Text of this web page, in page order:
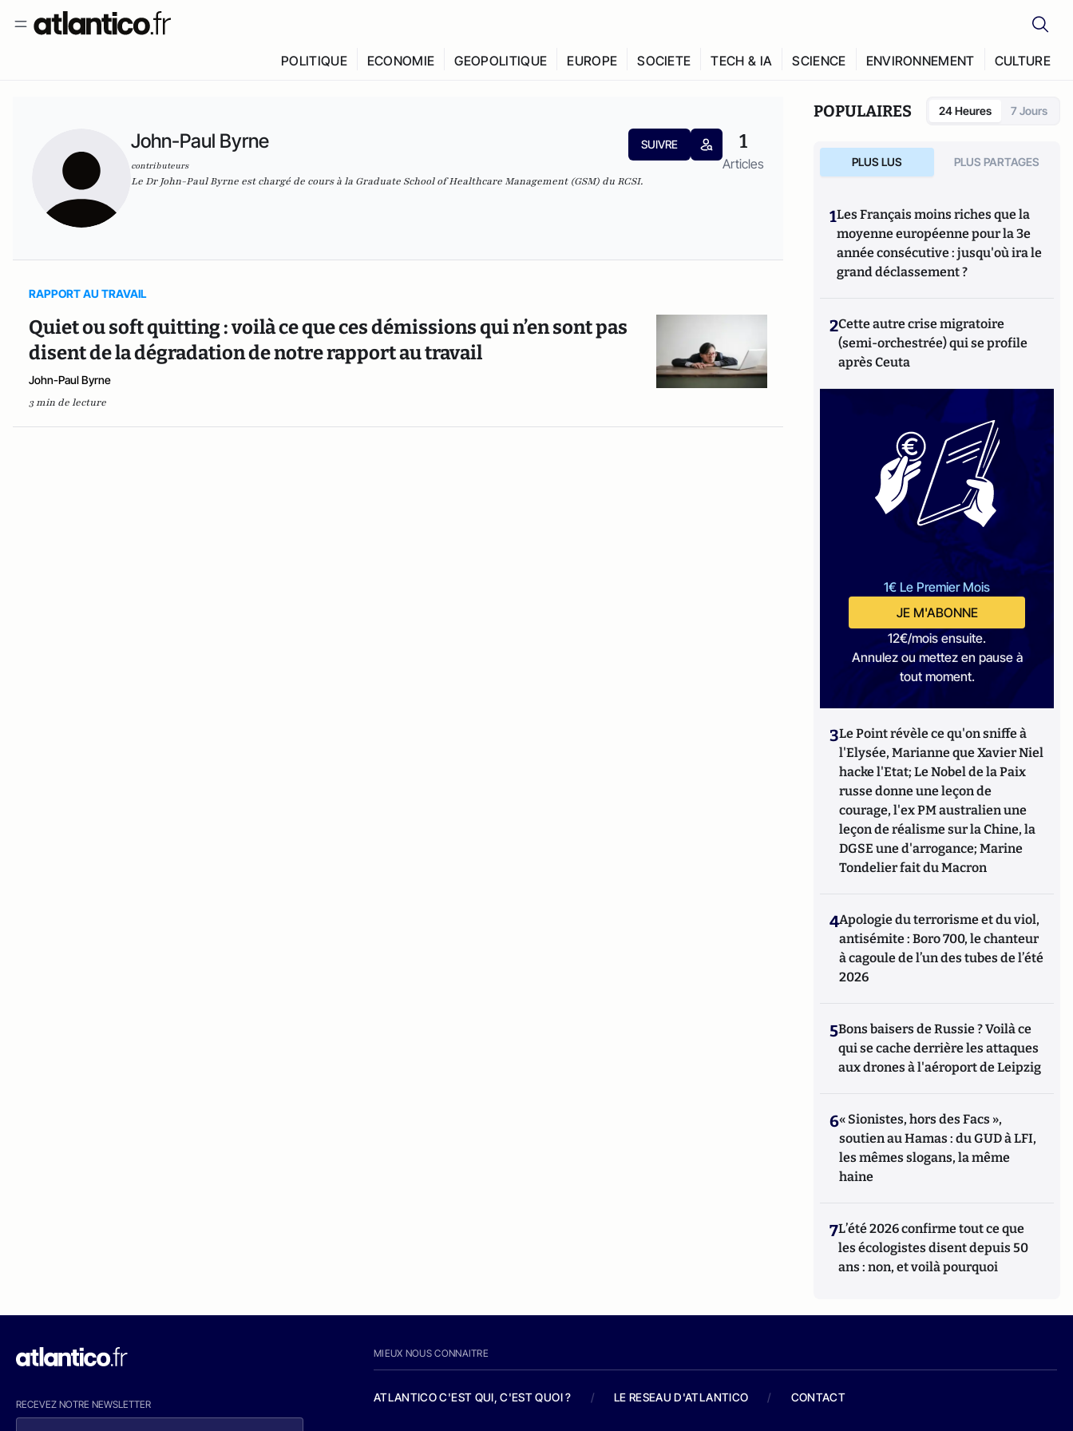
POLITIQUE ECONOMIE GEOPOLITIQUE EUROPE SOCIETE TECH & IA SCIENCE ENVIRONNEMENT CULTURE
John-Paul Byrne
contributeurs
SUIVRE 1
Articles
Le Dr John-Paul Byrne est chargé de cours à la Graduate School of Healthcare Management (GSM) du RCSI.
RAPPORT AU TRAVAIL
Quiet ou soft quitting : voilà ce que ces démissions qui n’en sont pas
disent de la dégradation de notre rapport au travail
John-Paul Byrne
3 min de lecture
POPULAIRES 24 Heures 7 Jours
PLUS LUS PLUS PARTAGES
1Les Français moins riches que la
moyenne européenne pour la 3e
année consécutive : jusqu'où ira le
grand déclassement ?
2Cette autre crise migratoire
(semi-orchestrée) qui se profile
après Ceuta
1€ Le Premier Mois
JE M'ABONNE
12€/mois ensuite.
Annulez ou mettez en pause à
tout moment.
3Le Point révèle ce qu'on sniffe à
l'Elysée, Marianne que Xavier Niel
hacke l'Etat; Le Nobel de la Paix
russe donne une leçon de
courage, l'ex PM australien une
leçon de réalisme sur la Chine, la
DGSE une d'arrogance; Marine
Tondelier fait du Macron
4Apologie du terrorisme et du viol,
antisémite : Boro 700, le chanteur
à cagoule de l’un des tubes de l’été
2026
5Bons baisers de Russie ? Voilà ce
qui se cache derrière les attaques
aux drones à l'aéroport de Leipzig
6« Sionistes, hors des Facs »,
soutien au Hamas : du GUD à LFI,
les mêmes slogans, la même
haine
7L’été 2026 confirme tout ce que
les écologistes disent depuis 50
ans : non, et voilà pourquoi
RECEVEZ NOTRE NEWSLETTER
MIEUX NOUS CONNAITRE
ATLANTICO C'EST QUI, C'EST QUOI ? / LE RESEAU D'ATLANTICO / CONTACT